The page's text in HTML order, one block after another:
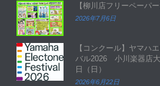
【柳川店フリーペーパ
2026年7月6日
【コンクール】ヤマハ
バル2026 小川楽器店
日（日）
2026年6月22日